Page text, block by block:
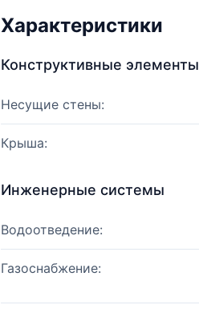
Характеристики
Конструктивные элементы
Несущие стены:
Крыша:
Инженерные системы
Водоотведение:
Газоснабжение: